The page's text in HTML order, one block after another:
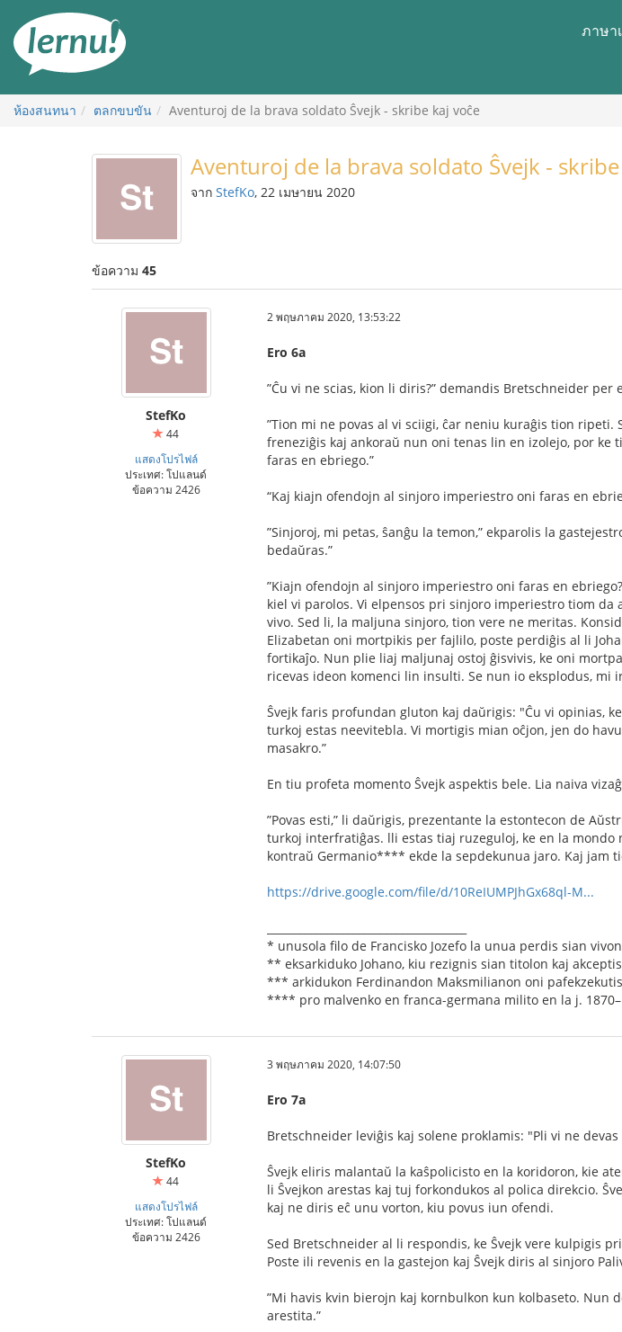
สารบัญ
ภาษา
ห้องสนทนา ตลกขบขัน Aventuroj de la brava soldato Ŝvejk - skribe kaj voĉe
Aventuroj de la brava soldato Ŝvejk -
จาก StefKo, 22 เมษายน 2020
ข้อความ 45
StefKo
44
แสดงโปรไฟล์
ประเทศ: โปแลนด์
ข้อความ 2426
2 พฤษภาคม 2020, 13:53:22
Ero 6a
”Ĉu vi ne scias, kion li diris?” demandis Bretschneider per
”Tion mi ne povas al vi sciigi, ĉar neniu kuraĝis tion
freneziĝis kaj ankoraŭ nun oni tenas lin en izolejo, por
faras en ebriego.”
“Kaj kiajn ofendojn al sinjoro imperiestro oni faras en
”Sinjoroj, mi petas, ŝanĝu la temon,” ekparolis la
bedaŭras.”
”Kiajn ofendojn al sinjoro imperiestro oni faras en
kiel vi parolos. Vi elpensos pri sinjoro imperiestro tiom
vivo. Sed li, la maljuna sinjoro, tion vere ne meritas.
Elizabetan oni mortpikis per fajlilo, poste perdiĝis al li
fortikaĵo. Nun plie liaj maljunaj ostoj ĝisvivis, ke oni
ricevas ideon komenci lin insulti. Se nun io eksplodus,
Ŝvejk faris profundan gluton kaj daŭrigis: "Ĉu vi opinias,
turkoj estas neevitebla. Vi mortigis mian oĉjon, jen do
masakro.”
En tiu profeta momento Ŝvejk aspektis bele. Lia naiva
”Povas esti,” li daŭrigis, prezentante la estontecon de
turkoj interfratiĝas. lli estas tiaj ruzeguloj, ke en la mondo
kontraŭ Germanio**** ekde la sepdekunua jaro. Kaj jam
https://drive.google.com/file/d/10ReIUMPJhGx68ql-M...
* unusola ﬁlo de Francisko Jozefo la unua perdis sian
** eksarkiduko Johano, kiu rezignis sian titolon kaj
*** arkidukon Ferdinandon Maksmilianon oni
**** pro malvenko en franca-germana milito en la j.
StefKo
44
แสดงโปรไฟล์
ประเทศ: โปแลนด์
ข้อความ 2426
3 พฤษภาคม 2020, 14:07:50
Ero 7a
Bretschneider leviĝis kaj solene proklamis: "Pli vi ne
Ŝvejk eliris malantaŭ la kaŝpolicisto en la koridoron, kie
li Ŝvejkon arestas kaj tuj forkondukos al polica direkcio.
kaj ne diris eĉ unu vorton, kiu povus iun ofendi.
Sed Bretschneider al li respondis, ke Ŝvejk vere kulpigis
Poste ili revenis en la gastejon kaj Ŝvejk diris al sinjoro
”Mi havis kvin bierojn kaj kornbulkon kun kolbaseto. Nun
arestita.”